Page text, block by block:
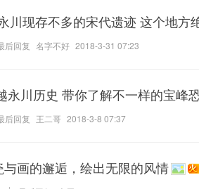
川现存不多的宋代遗迹 这个地方
后回复 名字不好 2018-3-31 07:23
永川历史 带你了解不一样的宝峰
后回复 王二哥 2018-3-8 07:37
与画的邂逅，绘出无限的风情